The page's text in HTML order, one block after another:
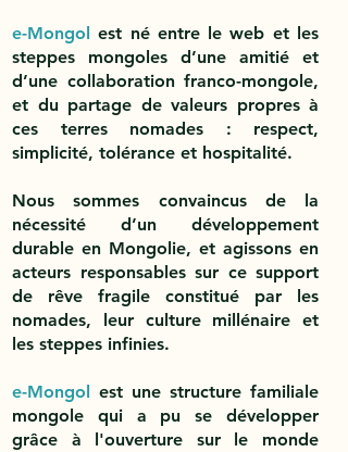
e-Mongol est né entre le web et les
steppes mongoles d’une amitié et
d’une collaboration franco-mongole,
et du partage de valeurs propres à
ces terres nomades : respect,
simplicité, tolérance et hospitalité.
Nous sommes convaincus de la
nécessité d’un développement
durable en Mongolie, et agissons en
acteurs responsables sur ce support
de rêve fragile constitué par les
nomades, leur culture millénaire et
les steppes infinies.
e-Mongol est une structure familiale
mongole qui a pu se développer
grâce à l'ouverture sur le monde